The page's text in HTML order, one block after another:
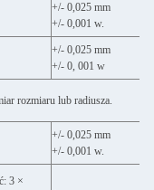
+/- 0,025 mm
+/- 0,001 w.
+/- 0,025 mm
+/- 0, 001 w
rozmiaru lub radiusza.
+/- 0,025 mm
+/- 0,001 w.
3 ×